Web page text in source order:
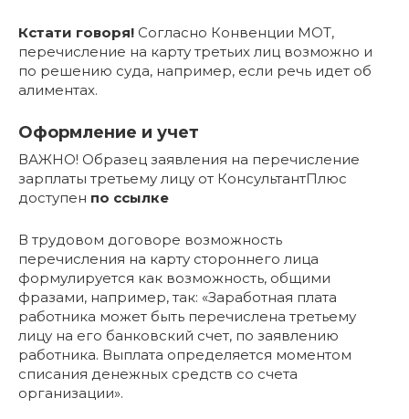
Кстати говоря! Согласно Конвенции МОТ,
перечисление на карту третьих лиц возможно и
по решению суда, например, если речь идет об
алиментах.
Оформление и учет
ВАЖНО! Образец заявления на перечисление
зарплаты третьему лицу от КонсультантПлюс
доступен по ссылке
В трудовом договоре возможность
перечисления на карту стороннего лица
формулируется как возможность, общими
фразами, например, так: «Заработная плата
работника может быть перечислена третьему
лицу на его банковский счет, по заявлению
работника. Выплата определяется моментом
списания денежных средств со счета
организации».